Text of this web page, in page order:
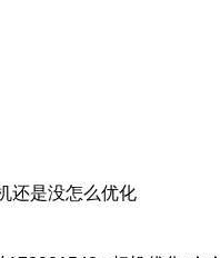
还是没怎么优化